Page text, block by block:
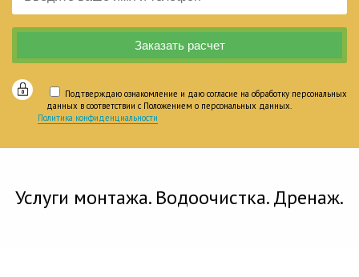
Подтверждаю ознакомление и даю согласие на обработку персональных
данных в соответствии с Положением о персональных данных.
Политика конфиденциальности
Услуги монтажа. Водоочистка. Дренаж.